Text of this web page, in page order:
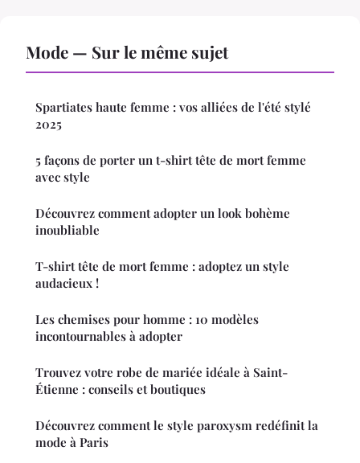
Mode — Sur le même sujet
Spartiates haute femme : vos alliées de l'été stylé
2025
5 façons de porter un t-shirt tête de mort femme
avec style
Découvrez comment adopter un look bohème
inoubliable
T-shirt tête de mort femme : adoptez un style
audacieux !
Les chemises pour homme : 10 modèles
incontournables à adopter
Trouvez votre robe de mariée idéale à Saint-
Étienne : conseils et boutiques
Découvrez comment le style paroxysm redéfinit la
mode à Paris